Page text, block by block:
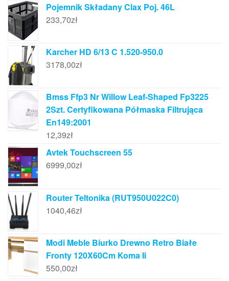
Pojemnik Składany Clax Poj. 46L
233,70zł
Karcher HD 6/13 C 1.520-950.0
3178,00zł
Bmss Ffp3 Nr Willow Leaf-Shaped Fp3225
2Szt. Certyfikowana Półmaska Filtrująca
En149:2001
12,39zł
Avtek Touchscreen 55
6999,00zł
Router Teltonika (RUT950U022C0)
1040,46zł
Modi Meble Biurko Drewno Retro Białe
Fronty 120X60Cm Koma Ii
550,00zł